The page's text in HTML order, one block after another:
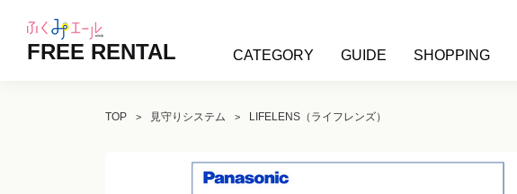
FREE RENTAL CATEGORY GUIDE SHOPPING
TOP 見守りシステム LIFELENS（ライフレンズ）